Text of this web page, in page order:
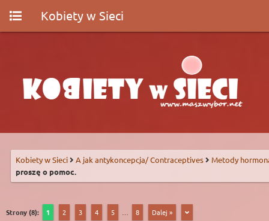
Kobiety w Sieci
Kobiety w Sieci A jak antykoncepcja/ Contraceptives
Metody
proszę o pomoc.
Strony (8): 1 2 3 4 5 8 Dalej »